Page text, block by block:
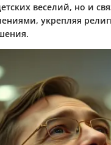
веселий, но и
укрепляя